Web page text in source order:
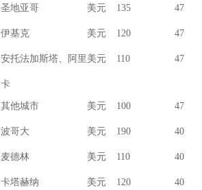
圣地亚哥 美元 135 47
伊基克 美元 120 47
安托法加斯塔、阿里 美元 110 47
卡
其他城市 美元 100 47
波哥大 美元 190 40
麦德林 美元 110 40
卡塔赫纳 美元 120 40